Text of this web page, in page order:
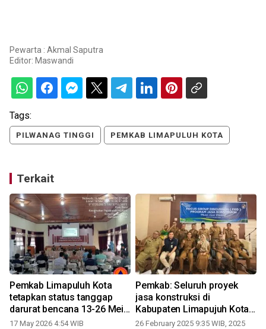
Pewarta : Akmal Saputra
Editor: Maswandi
Tags:
PILWANAG TINGGI PEMKAB LIMAPULUH KOTA
Terkait
Pemkab Limapuluh Kota
tetapkan status tanggap
darurat bencana 13-26 Mei
2026
17 May 2026 4:54 WIB
Pemkab: Seluruh proyek
jasa konstruksi di
Kabupaten Limapujuh Kota
wajib terdaftar di BPJS
26 February 2025 9:35 WIB, 2025